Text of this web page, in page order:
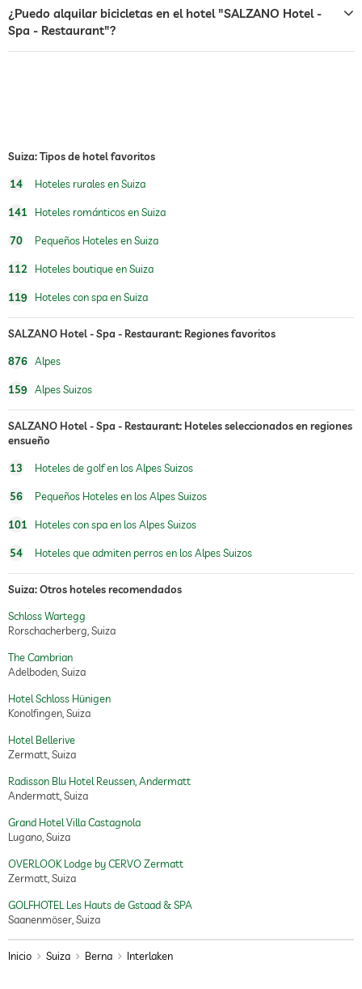
alimentos para perros
comedero y bebedero bajo petición en la
alquiler de bicicletas Cargos adicionales
golf
obras de arte: artista, Familie Salzano
sauna
sauna interna
sauna externa
sauna finesa
sauna nudista
habitación de relajación
oferta de masajes
masajes para el bienestar
tratamientos
terapias
asesores nutricionistas
bajo petición
oferta de paquetes
románticos
habitación romántica
restaurante Gourmet
¿Puedo alquilar bicicletas en el hotel "SALZANO Hotel -
Spa - Restaurant"?
Suiza: Tipos de hotel favoritos
14 Hoteles rurales en Suiza
141 Hoteles románticos en Suiza
70 Pequeños Hoteles en Suiza
112 Hoteles boutique en Suiza
119 Hoteles con spa en Suiza
SALZANO Hotel - Spa - Restaurant: Regiones favoritos
876 Alpes
159 Alpes Suizos
SALZANO Hotel - Spa - Restaurant: Hoteles seleccionados en regiones
ensueño
13 Hoteles de golf en los Alpes Suizos
56 Pequeños Hoteles en los Alpes Suizos
101 Hoteles con spa en los Alpes Suizos
54 Hoteles que admiten perros en los Alpes Suizos
Suiza: Otros hoteles recomendados
Schloss Wartegg
Rorschacherberg, Suiza
The Cambrian
Adelboden, Suiza
Hotel Schloss Hünigen
Konolfingen, Suiza
Hotel Bellerive
Zermatt, Suiza
Radisson Blu Hotel Reussen, Andermatt
Andermatt, Suiza
Grand Hotel Villa Castagnola
Lugano, Suiza
OVERLOOK Lodge by CERVO Zermatt
Zermatt, Suiza
GOLFHOTEL Les Hauts de Gstaad & SPA
Saanenmöser, Suiza
Inicio Suiza Berna Interlaken